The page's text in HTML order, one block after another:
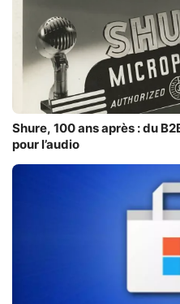
Shure, 100 ans après : du
pour l’audio